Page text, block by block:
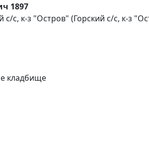
1897
с, к-з "Остров" (Горский с/с, к-з
кладбище